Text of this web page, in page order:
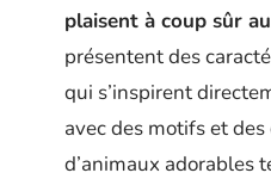
plaisent à coup sûr
présentent des
qui s’inspirent
avec des motifs et
d’animaux adorables